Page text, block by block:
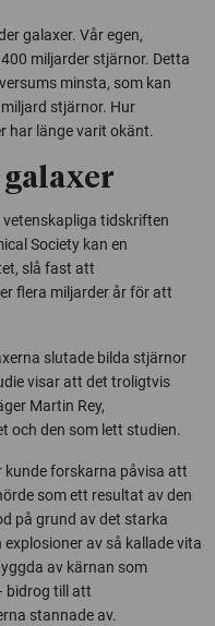
galaxer. Vår egen,
miljarder stjärnor. Detta
minsta, som kan
stjärnor. Hur
har länge varit okänt.
vetenskapliga tidskriften
Society kan en
slå fast att
flera miljarder år för att
slutade bilda stjärnor
visar att det troligtvis
Martin Rey,
och den som lett studien.
forskarna påvisa att
som ett resultat av den
på grund av det starka
av så kallade vita
av kärnan som
bidrog till att
stannade av.